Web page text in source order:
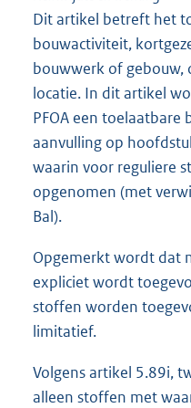
Dit artikel betreft het
bouwactiviteit,
bouwwerk of gebouw,
locatie. In dit artikel
PFOA een
aanvulling op
waarin voor reguliere
opgenomen (met
Bal).
Opgemerkt wordt dat
expliciet wordt
stoffen worden
limitatief.
Volgens artikel 5.89i,
alleen stoffen met